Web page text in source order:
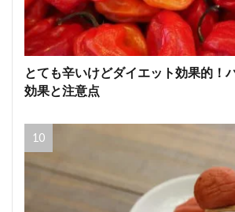
とても辛いけどダイエット効果的！
効果と注意点